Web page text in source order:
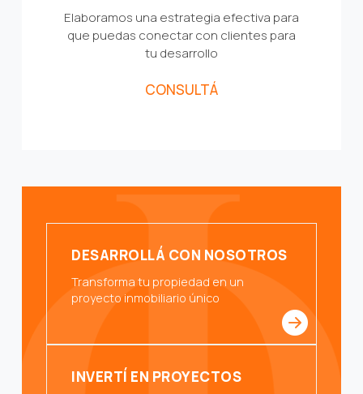
Elaboramos una estrategia efectiva para
que puedas conectar con clientes para
tu desarrollo
CONSULTÁ
DESARROLLÁ CON NOSOTROS
Transforma tu propiedad en un
proyecto inmobiliario único
INVERTÍ EN PROYECTOS